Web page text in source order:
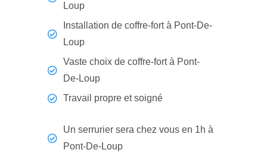
Loup
Installation de coffre-fort à Pont-De-
Loup
Vaste choix de coffre-fort à Pont-
De-Loup
Travail propre et soigné
Un serrurier sera chez vous en 1h à
Pont-De-Loup